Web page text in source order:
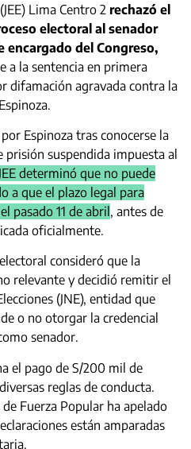
Lima Centro 2 rechazó el
electoral al senador
del Congreso,
a la sentencia en primera
difamación agravada contra la
Espinoza tras conocerse la
prisión suspendida impuesta al
determinó que no puede
a que el plazo legal para
pasado 11 de abril, antes de
oficialmente.
consideró que la
relevante y decidió remitir el
(JNE), entidad que
o no otorgar la credencial
senador.
el pago de S/200 mil de
reglas de conducta.
Fuerza Popular ha apelado
están amparadas